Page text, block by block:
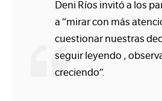
Deni Ríos invitó a los
a “mirar con más
cuestionar nuestras
seguir leyendo ,
creciendo”.